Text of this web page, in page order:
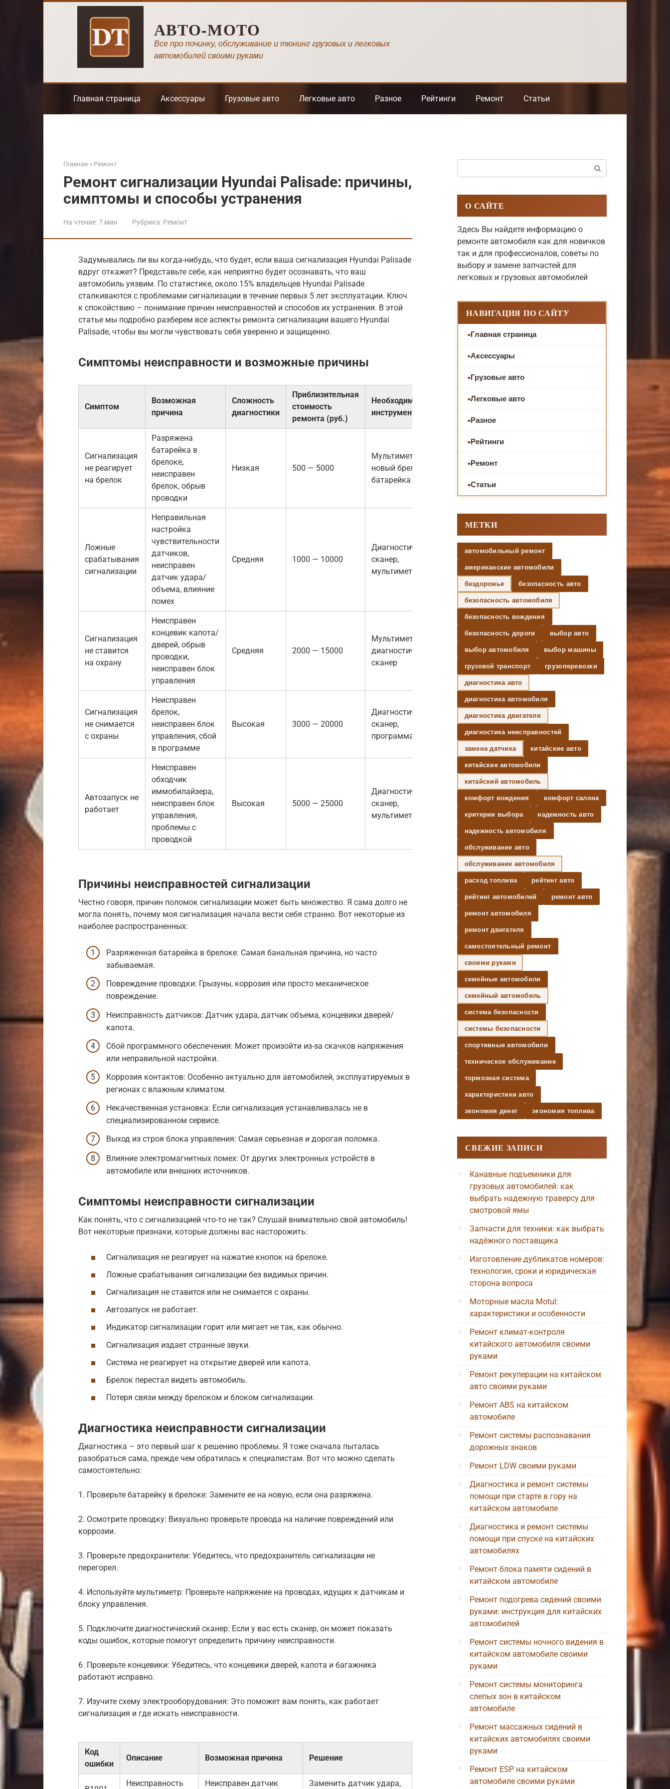
АВТО-МОТО
Все про починку, обслуживание и тюнинг грузовых и легковых
автомобилей своими руками
Главная страница Аксессуары Грузовые авто Легковые авто Разное Рейтинги Ремонт Статьи
Главная » Ремонт
Ремонт сигнализации Hyundai Palisade: причины,
симптомы и способы устранения
На чтение:7 мин Рубрика: Ремонт
Задумывались ли вы когда-нибудь, что будет, если ваша сигнализация Hyundai Palisade
вдруг откажет? Представьте себе, как неприятно будет осознавать, что ваш
автомобиль уязвим. По статистике, около 15% владельцев Hyundai Palisade
сталкиваются с проблемами сигнализации в течение первых 5 лет эксплуатации. Ключ
к спокойствию – понимание причин неисправностей и способов их устранения. В этой
статье мы подробно разберем все аспекты ремонта сигнализации вашего Hyundai
Palisade, чтобы вы могли чувствовать себя уверенно и защищенно.
Симптомы неисправности и возможные причины
Симптом
Возможная
причина
Сложность
диагностики
Приблизительная
стоимость
ремонта (руб.)
Необходимые
инструменты
Сигнализация
не реагирует
на брелок
Разряжена
батарейка в
брелоке,
неисправен
брелок, обрыв
проводки
Низкая 500 — 5000
Мультиметр,
новый брелок/
батарейка
Ложные
срабатывания
сигнализации
Неправильная
настройка
чувствительности
датчиков,
неисправен
датчик удара/
объема, влияние
помех
Средняя 1000 — 10000
Диагностический
сканер,
мультиметр
Сигнализация
не ставится
на охрану
Неисправен
концевик капота/
дверей, обрыв
проводки,
неисправен блок
управления
Средняя 2000 — 15000
Мультиметр,
диагностический
сканер
Сигнализация
не снимается
с охраны
Неисправен
брелок,
неисправен блок
управления, сбой
в программе
Высокая 3000 — 20000
Диагностический
сканер,
программатор
Автозапуск не
работает
Неисправен
обходчик
иммобилайзера,
неисправен блок
управления,
проблемы с
проводкой
Высокая 5000 — 25000
Диагностический
сканер,
мультиметр
Причины неисправностей сигнализации
Честно говоря, причин поломок сигнализации может быть множество. Я сама долго не
могла понять, почему моя сигнализация начала вести себя странно. Вот некоторые из
наиболее распространенных:
Разряженная батарейка в брелоке: Самая банальная причина, но часто
забываемая.
Повреждение проводки: Грызуны, коррозия или просто механическое
повреждение.
Неисправность датчиков: Датчик удара, датчик объема, концевики дверей/
капота.
Сбой программного обеспечения: Может произойти из-за скачков напряжения
или неправильной настройки.
Коррозия контактов: Особенно актуально для автомобилей, эксплуатируемых в
регионах с влажным климатом.
Некачественная установка: Если сигнализация устанавливалась не в
специализированном сервисе.
Выход из строя блока управления: Самая серьезная и дорогая поломка.
Влияние электромагнитных помех: От других электронных устройств в
автомобиле или внешних источников.
Симптомы неисправности сигнализации
Как понять, что с сигнализацией что-то не так? Слушай внимательно свой автомобиль!
Вот некоторые признаки, которые должны вас насторожить:
Сигнализация не реагирует на нажатие кнопок на брелоке.
Ложные срабатывания сигнализации без видимых причин.
Сигнализация не ставится или не снимается с охраны.
Автозапуск не работает.
Индикатор сигнализации горит или мигает не так, как обычно.
Сигнализация издает странные звуки.
Система не реагирует на открытие дверей или капота.
Брелок перестал видеть автомобиль.
Потеря связи между брелоком и блоком сигнализации.
Диагностика неисправности сигнализации
Диагностика – это первый шаг к решению проблемы. Я тоже сначала пыталась
разобраться сама, прежде чем обратилась к специалистам. Вот что можно сделать
самостоятельно:
1. Проверьте батарейку в брелоке: Замените ее на новую, если она разряжена.
2. Осмотрите проводку: Визуально проверьте провода на наличие повреждений или
коррозии.
3. Проверьте предохранители: Убедитесь, что предохранитель сигнализации не
перегорел.
4. Используйте мультиметр: Проверьте напряжение на проводах, идущих к датчикам и
блоку управления.
5. Подключите диагностический сканер: Если у вас есть сканер, он может показать
коды ошибок, которые помогут определить причину неисправности.
6. Проверьте концевики: Убедитесь, что концевики дверей, капота и багажника
работают исправно.
7. Изучите схему электрооборудования: Это поможет вам понять, как работает
сигнализация и где искать неисправности.
Код
ошибки
Описание Возможная причина Решение
Неисправность Неисправен датчик Заменить датчик удара,
О САЙТЕ
Здесь Вы найдете информацию о
ремонте автомобиля как для новичков
так и для профессионалов, советы по
выбору и замене запчастей для
легковых и грузовых автомобилей
НАВИГАЦИЯ ПО САЙТУ
Главная страница
Аксессуары
Грузовые авто
Легковые авто
Разное
Рейтинги
Ремонт
Статьи
МЕТКИ
автомобильный ремонт
американские автомобили
бездорожье безопасность авто
безопасность автомобиля
безопасность вождения
безопасность дороги выбор авто
выбор автомобиля выбор машины
грузовой транспорт грузоперевозки
диагностика авто
диагностика автомобиля
диагностика двигателя
диагностика неисправностей
замена датчика китайские авто
китайские автомобили
китайский автомобиль
комфорт вождения комфорт салона
критерии выбора надежность авто
надежность автомобиля
обслуживание авто
обслуживание автомобиля
расход топлива рейтинг авто
рейтинг автомобилей ремонт авто
ремонт автомобиля
ремонт двигателя
самостоятельный ремонт
своими руками
семейные автомобили
семейный автомобиль
система безопасности
системы безопасности
спортивные автомобили
техническое обслуживание
тормозная система
характеристики авто
экономия денег экономия топлива
СВЕЖИЕ ЗАПИСИ
Канавные подъемники для
грузовых автомобилей: как
выбрать надежную траверсу для
смотровой ямы
Запчасти для техники: как выбрать
надёжного поставщика
Изготовление дубликатов номеров:
технология, сроки и юридическая
сторона вопроса
Моторные масла Motul:
характеристики и особенности
Ремонт климат-контроля
китайского автомобиля своими
руками
Ремонт рекуперации на китайском
авто своими руками
Ремонт ABS на китайском
автомобиле
Ремонт системы распознавания
дорожных знаков
Ремонт LDW своими руками
Диагностика и ремонт системы
помощи при старте в гору на
китайском автомобиле
Диагностика и ремонт системы
помощи при спуске на китайских
автомобилях
Ремонт блока памяти сидений в
китайском автомобиле
Ремонт подогрева сидений своими
руками: инструкция для китайских
автомобилей
Ремонт системы ночного видения в
китайском автомобиле своими
руками
Ремонт системы мониторинга
слепых зон в китайском
автомобиле
Ремонт массажных сидений в
китайских автомобилях своими
руками
Ремонт ESP на китайском
автомобиле своими руками